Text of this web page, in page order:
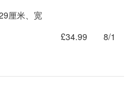
厘米、宽
£34.99 8/1